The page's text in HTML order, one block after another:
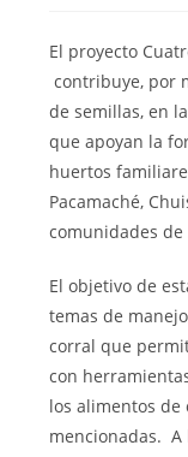
El proyecto
contribuye, por
de semillas, en
que apoyan la
huertos
Pacamaché,
comunidades de
El objetivo de
temas de
corral que
con
los alimentos de
mencionadas. A